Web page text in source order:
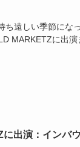
ち遠しい季節にな
MARKETZに出
出演：インバ